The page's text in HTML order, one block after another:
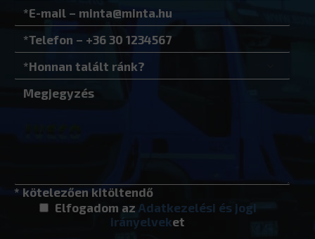
* kötelezően kitöltendő
Elfogadom az Adatkezelési és jogi
irányelveket